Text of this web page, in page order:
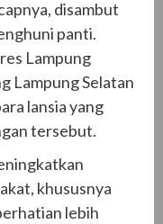
disambut
panti.
Lampung
Lampung Selatan
lansia yang
tersebut.
khususnya
lebih